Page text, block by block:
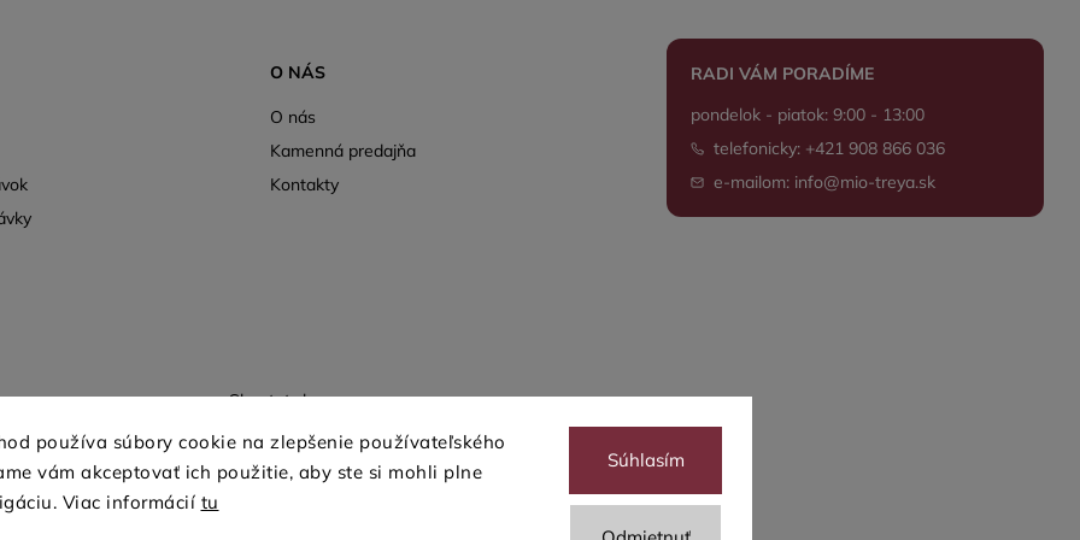
používa súbory cookie na zlepšenie používateľského
vám akceptovať ich použitie, aby ste si mohli plne
Viac informácií tu
Súhlasím
O NÁS
O nás
Kamenná predajňa
Kontakty
RADI VÁM PORADÍME
pondelok - piatok: 9:00 - 13:00
telefonicky: +421 908 866 036
e-mailom: info@mio-treya.sk
Shoptet.sk
Copyright 2026mio-treya.sk
Upraviť nastavenie cookies